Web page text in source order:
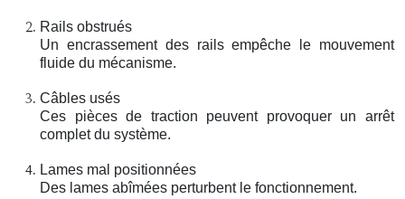
Rails obstrués
Un encrassement des rails empêche le mouvement
fluide du mécanisme.
Câbles usés
Ces pièces de traction peuvent provoquer un arrêt
complet du système.
Lames mal positionnées
Des lames abîmées perturbent le fonctionnement.